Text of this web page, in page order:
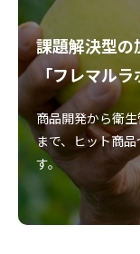
課題解決型の
「フレマルラ
商品開発から衛
まで、ヒット商
す。